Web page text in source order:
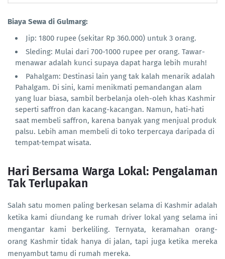
Biaya Sewa di Gulmarg:
Jip: 1800 rupee (sekitar Rp 360.000) untuk 3 orang.
Sleding: Mulai dari 700-1000 rupee per orang. Tawar-
menawar adalah kunci supaya dapat harga lebih murah!
Pahalgam: Destinasi lain yang tak kalah menarik adalah
Pahalgam. Di sini, kami menikmati pemandangan alam
yang luar biasa, sambil berbelanja oleh-oleh khas Kashmir
seperti saffron dan kacang-kacangan. Namun, hati-hati
saat membeli saffron, karena banyak yang menjual produk
palsu. Lebih aman membeli di toko terpercaya daripada di
tempat-tempat wisata.
Hari Bersama Warga Lokal: Pengalaman
Tak Terlupakan
Salah satu momen paling berkesan selama di Kashmir adalah
ketika kami diundang ke rumah driver lokal yang selama ini
mengantar kami berkeliling. Ternyata, keramahan orang-
orang Kashmir tidak hanya di jalan, tapi juga ketika mereka
menyambut tamu di rumah mereka.